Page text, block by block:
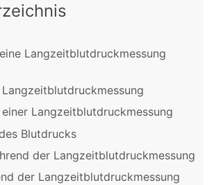
Langzeitblutdruckmessung
Langzeitblutdruckmessung
Blutdrucks
der Langzeitblutdruckmessung
der Langzeitblutdruckmessung